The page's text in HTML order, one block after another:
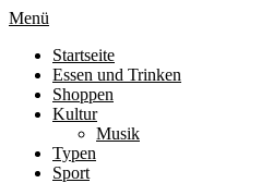
Menü
Startseite
Essen und Trinken
Shoppen
Kultur
Musik
Typen
Sport